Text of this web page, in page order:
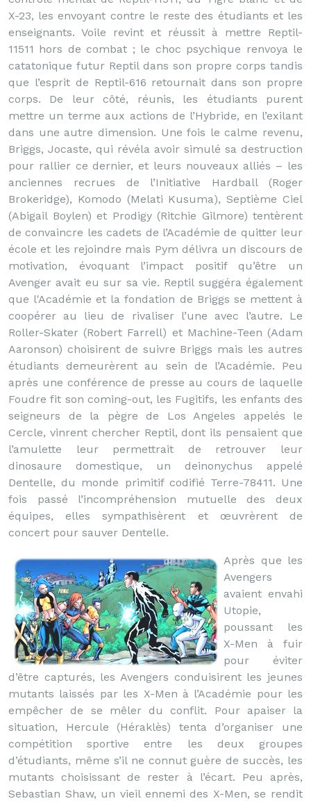
X-23, les envoyant contre le reste des étudiants et les
enseignants. Voile revint et réussit à mettre Reptil-
11511 hors de combat ; le choc psychique renvoya le
catatonique futur Reptil dans son propre corps tandis
que l’esprit de Reptil-616 retournait dans son propre
corps. De leur côté, réunis, les étudiants purent
mettre un terme aux actions de l’Hybride, en l’exilant
dans une autre dimension. Une fois le calme revenu,
Briggs, Jocaste, qui révéla avoir simulé sa destruction
pour rallier ce dernier, et leurs nouveaux alliés – les
anciennes recrues de l’Initiative Hardball (Roger
Brokeridge), Komodo (Melati Kusuma), Septième Ciel
(Abigail Boylen) et Prodigy (Ritchie Gilmore) tentèrent
de convaincre les cadets de l’Académie de quitter leur
école et les rejoindre mais Pym délivra un discours de
motivation, évoquant l’impact positif qu’être un
Avenger avait eu sur sa vie. Reptil suggéra également
que l'Académie et la fondation de Briggs se mettent à
coopérer au lieu de rivaliser l’une avec l’autre. Le
Roller-Skater (Robert Farrell) et Machine-Teen (Adam
Aaronson) choisirent de suivre Briggs mais les autres
étudiants demeurèrent au sein de l’Académie. Peu
après une conférence de presse au cours de laquelle
Foudre fit son coming-out, les Fugitifs, les enfants des
seigneurs de la pègre de Los Angeles appelés le
Cercle, vinrent chercher Reptil, dont ils pensaient que
l’amulette leur permettrait de retrouver leur
dinosaure domestique, un deinonychus appelé
Dentelle, du monde primitif codifié Terre-78411. Une
fois passé l’incompréhension mutuelle des deux
équipes, elles sympathisèrent et œuvrèrent de
concert pour sauver Dentelle.
Après que les
Avengers
avaient envahi
Utopie,
poussant les
X-Men à fuir
pour éviter
d’être capturés, les Avengers conduisirent les jeunes
mutants laissés par les X-Men à l’Académie pour les
empêcher de se mêler du conflit. Pour apaiser la
situation, Hercule (Héraklès) tenta d’organiser une
compétition sportive entre les deux groupes
d’étudiants, même s’il ne connut guère de succès, les
mutants choisissant de rester à l’écart. Peu après,
Sebastian Shaw, un vieil ennemi des X-Men, se rendit